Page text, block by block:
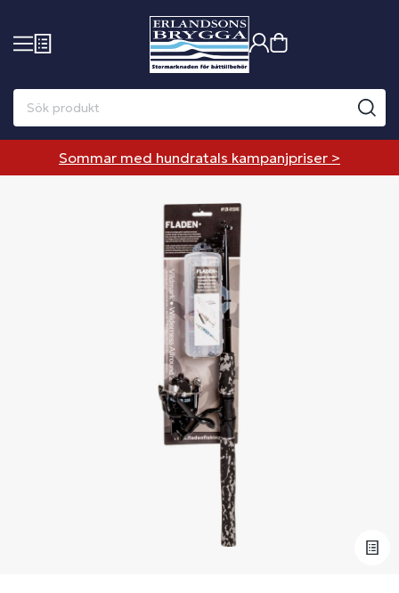
Sommar med hundratals kampanjpriser >